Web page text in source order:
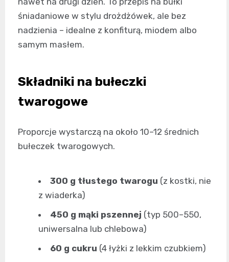
śniadaniowe w stylu drożdżówek, ale bez
nadzienia – idealne z konfiturą, miodem albo
samym masłem.
Składniki na bułeczki
twarogowe
Proporcje wystarczą na około 10–12 średnich
bułeczek twarogowych.
300 g tłustego twarogu (z kostki, nie
z wiaderka)
450 g mąki pszennej (typ 500–550,
uniwersalna lub chlebowa)
60 g cukru (4 łyżki z lekkim czubkiem)